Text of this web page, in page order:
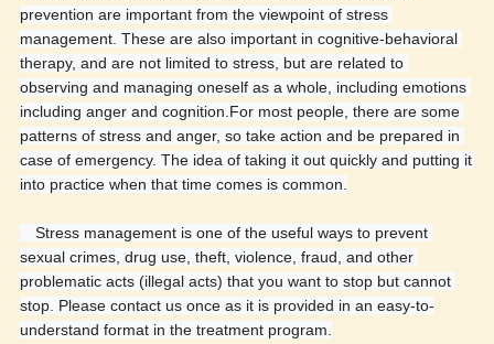
prevention are important from the viewpoint of stress
management. These are also important in cognitive-behavioral
therapy, and are not limited to stress, but are related to
observing and managing oneself as a whole, including emotions
including anger and cognition.For most people, there are some
patterns of stress and anger, so take action and be prepared in
case of emergency. The idea of ​​taking it out quickly and putting it
into practice when that time comes is common.
Stress management is one of the useful ways to prevent
sexual crimes, drug use, theft, violence, fraud, and other
problematic acts (illegal acts) that you want to stop but cannot
stop. Please contact us once as it is provided in an easy-to-
understand format in the treatment program.